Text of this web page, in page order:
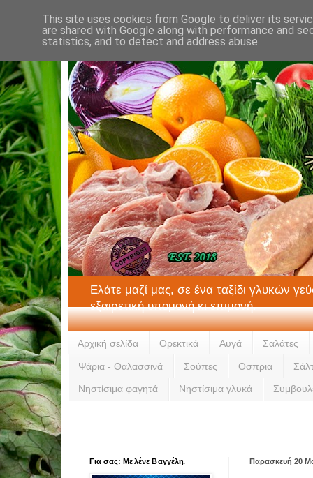
Ελάτε μαζί μας, σε ένα ταξίδι γλυκών
εξαιρετική υπομονή κι επιμονή.
Αρχική σελίδα Ορεκτικά Αυγά Σαλάτες
Ψάρια - Θαλασσινά Σούπες Οσπρια
Νηστίσιμα φαγητά Νηστίσιμα γλυκά
Παρασκευή 20
Για σας: Με λένε Βαγγέλη.
This site uses cookies from Google to deliver its
are shared with Google along with performance and
statistics, and to detect and address abuse.